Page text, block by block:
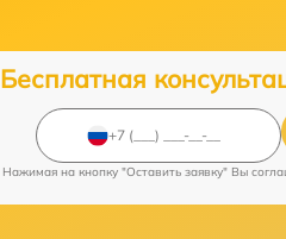
Бесплатная
Нажимая на кнопку "Оставить заявку" Вы